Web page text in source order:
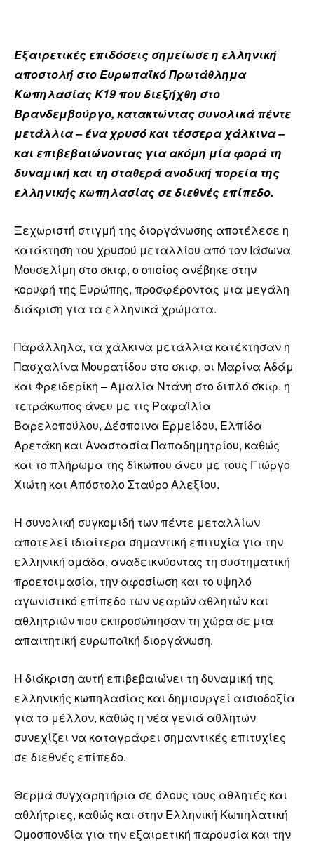
Εξαιρετικές επιδόσεις σημείωσε η ελληνική
αποστολή στο Ευρωπαϊκό Πρωτάθλημα
Κωπηλασίας Κ19 που διεξήχθη στο
Βρανδεμβούργο, κατακτώντας συνολικά πέντε
μετάλλια – ένα χρυσό και τέσσερα χάλκινα –
και επιβεβαιώνοντας για ακόμη μία φορά τη
δυναμική και τη σταθερά ανοδική πορεία της
ελληνικής κωπηλασίας σε διεθνές επίπεδο.
Ξεχωριστή στιγμή της διοργάνωσης αποτέλεσε η
κατάκτηση του χρυσού μεταλλίου από τον Ιάσωνα
Μουσελίμη στο σκιφ, ο οποίος ανέβηκε στην
κορυφή της Ευρώπης, προσφέροντας μια μεγάλη
διάκριση για τα ελληνικά χρώματα.
Παράλληλα, τα χάλκινα μετάλλια κατέκτησαν η
Πασχαλίνα Μουρατίδου στο σκιφ, οι Μαρίνα Αδάμ
και Φρειδερίκη – Αμαλία Ντάνη στο διπλό σκιφ, η
τετράκωπος άνευ με τις Ραφαϊλία
Βαρελοπούλου, Δέσποινα Ερμείδου, Ελπίδα
Αρετάκη και Αναστασία Παπαδημητρίου, καθώς
και το πλήρωμα της δίκωπου άνευ με τους Γιώργο
Χιώτη και Απόστολο Σταύρο Αλεξίου.
Η συνολική συγκομιδή των πέντε μεταλλίων
αποτελεί ιδιαίτερα σημαντική επιτυχία για την
ελληνική ομάδα, αναδεικνύοντας τη συστηματική
προετοιμασία, την αφοσίωση και το υψηλό
αγωνιστικό επίπεδο των νεαρών αθλητών και
αθλητριών που εκπροσώπησαν τη χώρα σε μια
απαιτητική ευρωπαϊκή διοργάνωση.
Η διάκριση αυτή επιβεβαιώνει τη δυναμική της
ελληνικής κωπηλασίας και δημιουργεί αισιοδοξία
για το μέλλον, καθώς η νέα γενιά αθλητών
συνεχίζει να καταγράφει σημαντικές επιτυχίες
σε διεθνές επίπεδο.
Θερμά συγχαρητήρια σε όλους τους αθλητές και
αθλήτριες, καθώς και στην Ελληνική Κωπηλατική
Ομοσπονδία για την εξαιρετική παρουσία και την